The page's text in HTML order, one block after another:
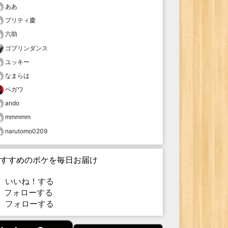
ああ
プリティ慶
六助
ゴブリンダンス
ユッキー
なまらは
ペガワ
ando
mmmmm
narutomo0209
すめのボケを毎日お届け
いいね！する
ォローする
フォローする